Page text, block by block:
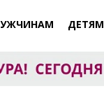
ДЕТЯМ